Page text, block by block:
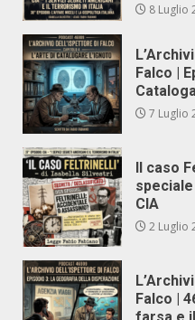
8 Luglio
Falco |
7 Luglio
Il caso
CIA
2 Luglio
Falco |